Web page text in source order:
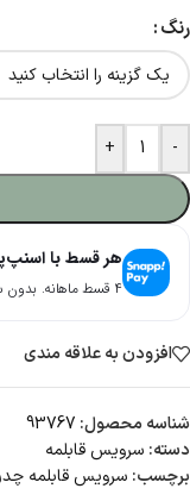
رنگ
-
+
هر قسط با
۴ قسط ماهانه. بدون سود، چک و ضامن.
افزودن به علاقه مندی
شناسه محصول: 93767
دسته: سرویس قابلمه
برچسب: سرویس قابلمه